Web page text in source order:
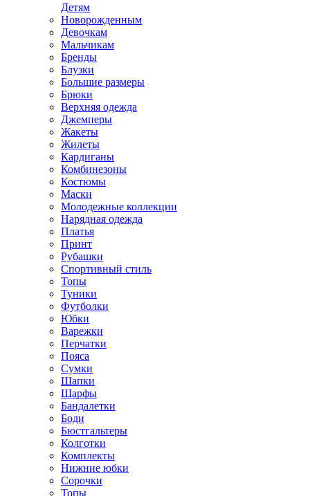
Детям
Новорожденным
Девочкам
Мальчикам
Бренды
Блузки
Большие размеры
Брюки
Верхняя одежда
Джемперы
Жакеты
Жилеты
Кардиганы
Комбинезоны
Костюмы
Маски
Молодежные коллекции
Нарядная одежда
Платья
Принт
Рубашки
Спортивный стиль
Топы
Туники
Футболки
Юбки
Варежки
Перчатки
Пояса
Сумки
Шапки
Шарфы
Бандалетки
Боди
Бюстгальтеры
Колготки
Комплекты
Нижние юбки
Сорочки
Топы